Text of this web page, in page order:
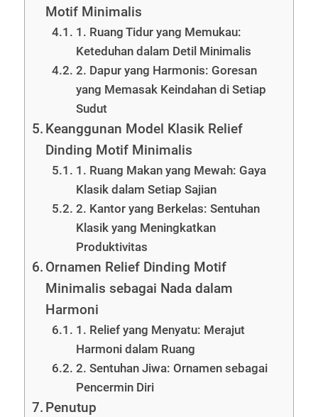
Motif Minimalis
1. Ruang Tidur yang Memukau:
Keteduhan dalam Detil Minimalis
2. Dapur yang Harmonis: Goresan
yang Memasak Keindahan di Setiap
Sudut
Keanggunan Model Klasik Relief
Dinding Motif Minimalis
1. Ruang Makan yang Mewah: Gaya
Klasik dalam Setiap Sajian
2. Kantor yang Berkelas: Sentuhan
Klasik yang Meningkatkan
Produktivitas
Ornamen Relief Dinding Motif
Minimalis sebagai Nada dalam
Harmoni
1. Relief yang Menyatu: Merajut
Harmoni dalam Ruang
2. Sentuhan Jiwa: Ornamen sebagai
Pencermin Diri
Penutup